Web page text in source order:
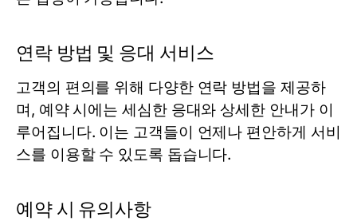
연락 방법 및 응대 서비스
고객의 편의를 위해 다양한 연락 방법을 제공하
며, 예약 시에는 세심한 응대와 상세한 안내가 이
루어집니다. 이는 고객들이 언제나 편안하게 서비
스를 이용할 수 있도록 돕습니다.
예약 시 유의사항